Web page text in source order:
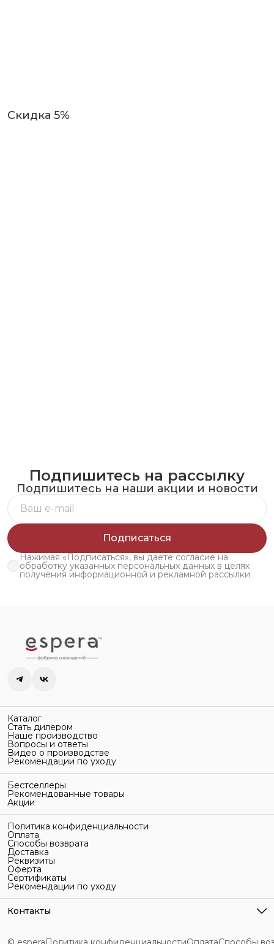
Скидка 5%
Подпишитесь на рассылку
Подпишитесь на наши акции и новости
Подписаться
Нажимая «Подписаться», вы даете согласие на
обработку указанных персональных данных в целях
получения информационной и рекламной рассылки
Каталог
Стать дилером
Наше производство
Вопросы и ответы
Видео о производстве
Рекомендации по уходу
Бестселлеры
Рекомендованные товары
Акции
Политика конфиденциальности
Оплата
Способы возврата
Доставка
Реквизиты
Оферта
Сертификаты
Рекомендации по уходу
Контакты